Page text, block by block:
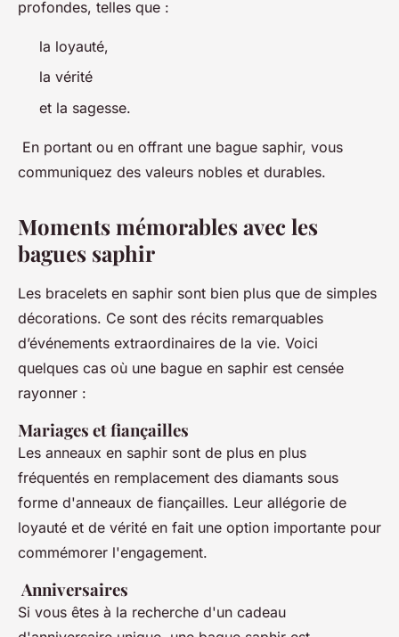
profondes, telles que :
la loyauté,
la vérité
et la sagesse.
En portant ou en offrant une bague saphir, vous
communiquez des valeurs nobles et durables.
Moments mémorables avec les
bagues saphir
Les bracelets en saphir sont bien plus que de simples
décorations. Ce sont des récits remarquables
d’événements extraordinaires de la vie. Voici
quelques cas où une bague en saphir est censée
rayonner :
Mariages et fiançailles
Les anneaux en saphir sont de plus en plus
fréquentés en remplacement des diamants sous
forme d'anneaux de fiançailles. Leur allégorie de
loyauté et de vérité en fait une option importante pour
commémorer l'engagement.
Anniversaires
Si vous êtes à la recherche d'un cadeau